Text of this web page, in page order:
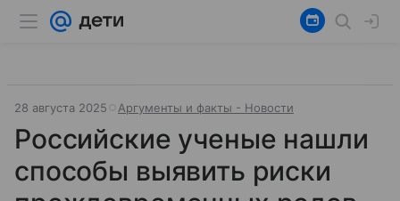
28 августа 2025 Аргументы и факты - Новости
Российские ученые нашли
способы выявить риски